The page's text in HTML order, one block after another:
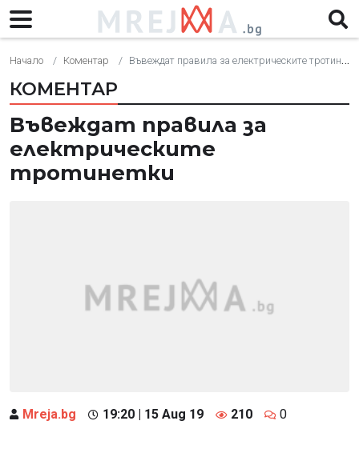
Начало Коментар Въвеждат правила за електрическите тротинетки
КОМЕНТАР
Въвеждат правила за
електрическите
тротинетки
Mreja.bg 19:20 | 15 Aug 19 210 0